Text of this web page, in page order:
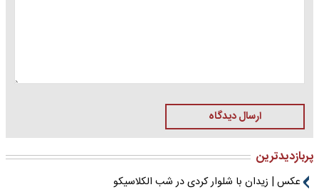
ارسال دیدگاه
پربازدیدترین
عکس | زیدان با شلوار کردی در شب الکلاسیکو